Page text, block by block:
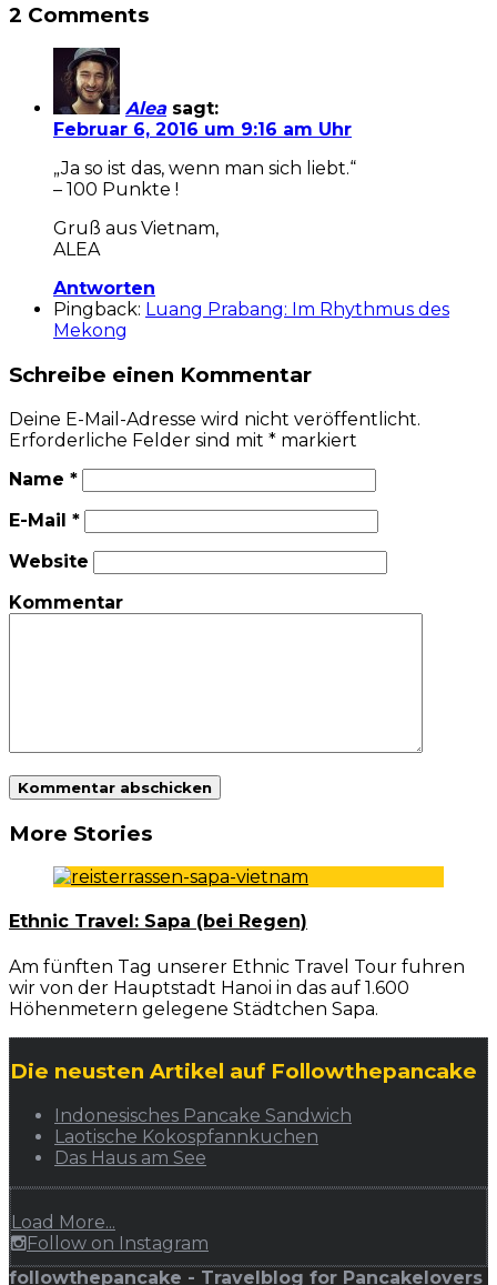
2 Comments
Alea sagt:
Februar 6, 2016 um 9:16 am Uhr
„Ja so ist das, wenn man sich liebt.“
– 100 Punkte !
Gruß aus Vietnam,
ALEA
Antworten
Pingback: Luang Prabang: Im Rhythmus des
Mekong
Schreibe einen Kommentar
Deine E-Mail-Adresse wird nicht veröffentlicht.
Erforderliche Felder sind mit * markiert
Name *
E-Mail *
Website
Kommentar
More Stories
Ethnic Travel: Sapa (bei Regen)
Am fünften Tag unserer Ethnic Travel Tour fuhren
wir von der Hauptstadt Hanoi in das auf 1.600
Höhenmetern gelegene Städtchen Sapa.
Die neusten Artikel auf Followthepancake
Indonesisches Pancake Sandwich
Laotische Kokospfannkuchen
Das Haus am See
Load More...
Follow on Instagram
followthepancake - Travelblog for Pancakelovers